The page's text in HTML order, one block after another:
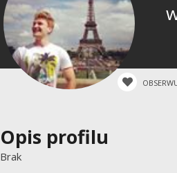
Opis profilu
Brak